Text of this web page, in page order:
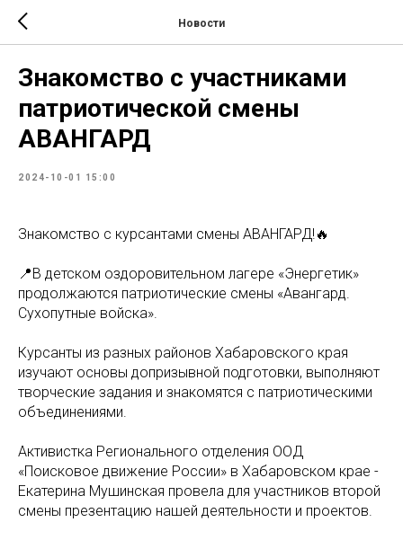
Новости
Знакомство с участниками
патриотической смены
АВАНГАРД
2024-10-01 15:00
Знакомство с курсантами смены АВАНГАРД!🔥
📍В детском оздоровительном лагере «Энергетик»
продолжаются патриотические смены «Авангард.
Сухопутные войска».
Курсанты из разных районов Хабаровского края
изучают основы допризывной подготовки, выполняют
творческие задания и знакомятся с патриотическими
объединениями.
Активистка Регионального отделения ООД
«Поисковое движение России» в Хабаровском крае -
Екатерина Мушинская провела для участников второй
смены презентацию нашей деятельности и проектов.